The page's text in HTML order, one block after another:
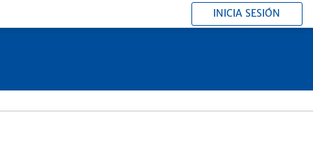
INICIA SESIÓN